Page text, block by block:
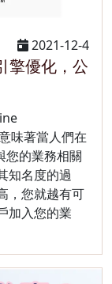
2021-12-4
擎優化，公
味著當人們在
您的業務相關
知名度的過
，您就越有可
加入您的業